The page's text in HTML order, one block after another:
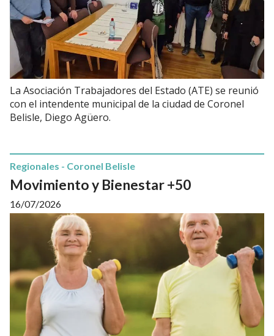
La Asociación Trabajadores del Estado (ATE) se reunió
con el intendente municipal de la ciudad de Coronel
Belisle, Diego Agüero.
Movimiento y Bienestar +50
Regionales - Coronel Belisle
16/07/2026